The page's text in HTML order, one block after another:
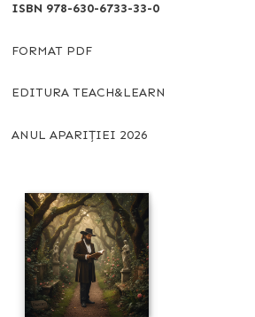
ISBN 978-630-6733-33-0
FORMAT PDF
EDITURA TEACH&LEARN
ANUL APARIȚIEI 2026